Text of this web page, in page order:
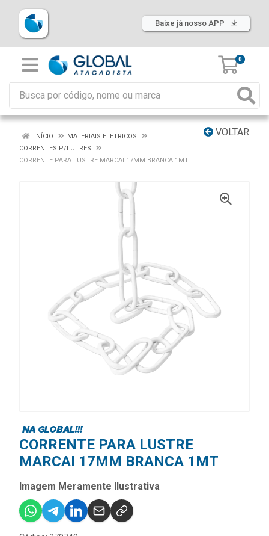
Baixe já nosso APP
0
VOLTAR
INÍCIO
MATERIAIS ELETRICOS
CORRENTES P/LUTRES
CORRENTE PARA LUSTRE MARCAI 17MM BRANCA 1MT
CORRENTE PARA LUSTRE
MARCAI 17MM BRANCA 1MT
Imagem Meramente Ilustrativa